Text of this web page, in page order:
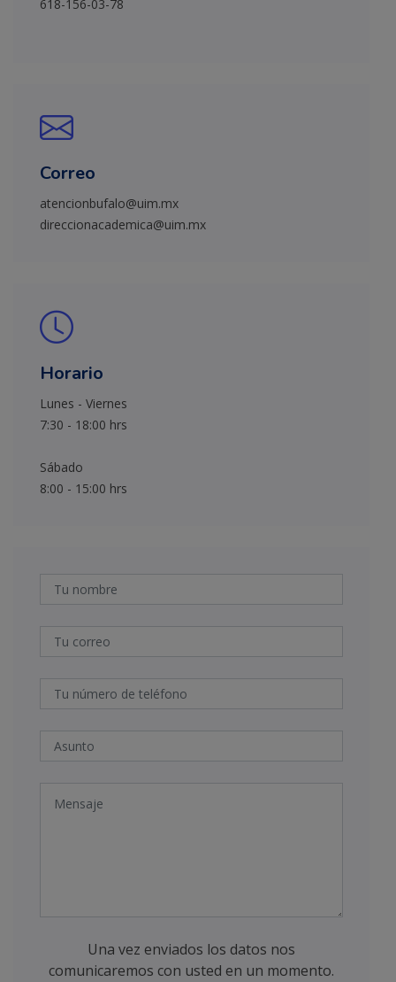
618-156-03-78
Correo
atencionbufalo@uim.mx
direccionacademica@uim.mx
Horario
Lunes - Viernes
7:30 - 18:00 hrs
Sábado
8:00 - 15:00 hrs
Una vez enviados los datos nos
comunicaremos con usted en un momento.